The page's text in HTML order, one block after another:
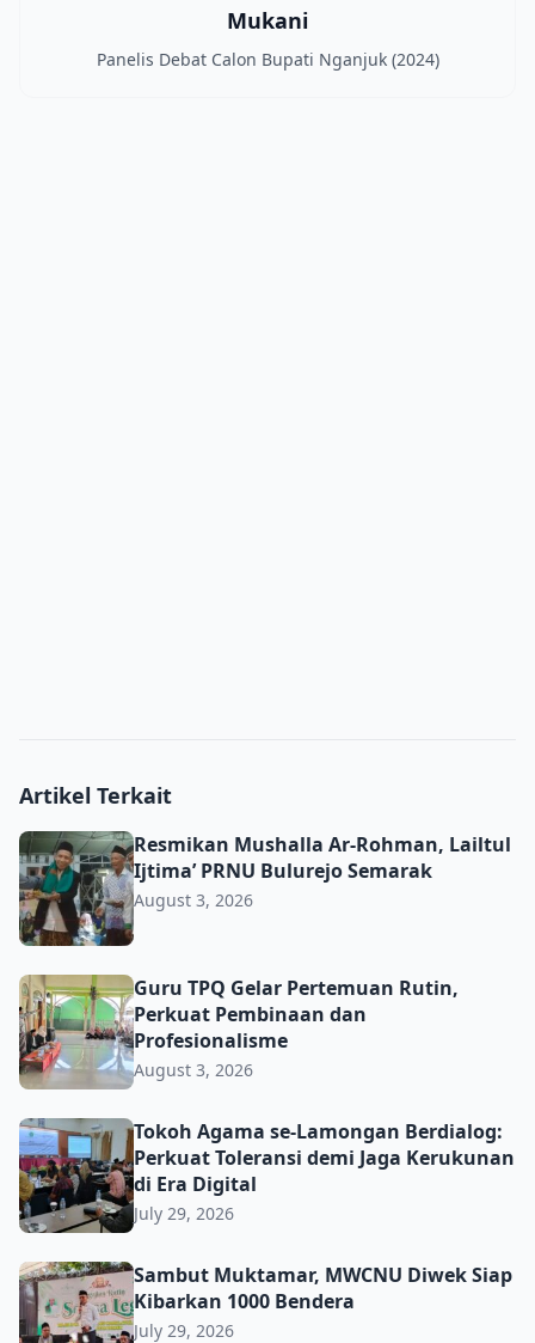
Mukani
Panelis Debat Calon Bupati Nganjuk (2024)
Artikel Terkait
Resmikan Mushalla Ar-Rohman, Lailtul Ijtima’ PRNU
Resmikan Mushalla Ar-Rohman, Lailtul
Ijtima’ PRNU Bulurejo Semarak
August 3, 2026
Guru TPQ Gelar Pertemuan Rutin, Perkuat Pembinaan
Guru TPQ Gelar Pertemuan Rutin,
Perkuat Pembinaan dan
Profesionalisme
August 3, 2026
Tokoh Agama se-Lamongan Berdialog: Perkuat
Tokoh Agama se-Lamongan Berdialog:
Perkuat Toleransi demi Jaga Kerukunan
di Era Digital
July 29, 2026
Sambut Muktamar, MWCNU Diwek Siap Kibarkan 1000
Sambut Muktamar, MWCNU Diwek Siap
Kibarkan 1000 Bendera
July 29, 2026